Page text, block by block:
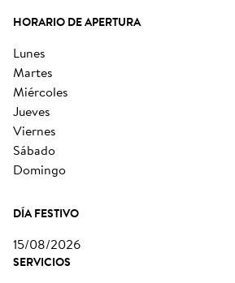
HORARIO DE APERTURA
lunes
martes
miércoles
jueves
viernes
sábado
domingo
DÍA FESTIVO
15/08/2026
SERVICIOS